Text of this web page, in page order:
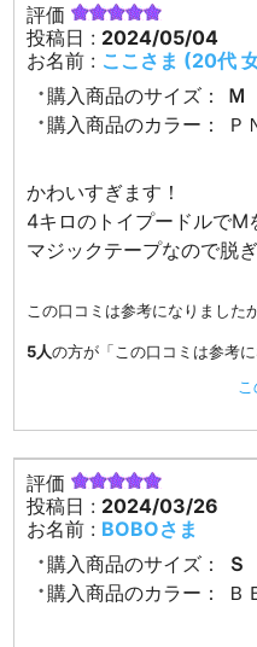
評価
投稿日 : 2024/05/04
お名前 : ここさま (20代
購入商品のサイズ：
Ｍ
購入商品のカラー：
Ｐ
かわいすぎます！
4キロのトイプードルでM
マジックテープなので脱
この口コミは参考になりました
5人の方が「この口コミは参考
評価
投稿日 : 2024/03/26
お名前 : BOBOさま
購入商品のサイズ：
Ｓ
購入商品のカラー：
Ｂ